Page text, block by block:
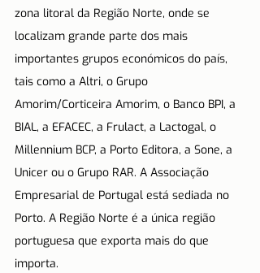
zona litoral da Região Norte, onde se
localizam grande parte dos mais
importantes grupos económicos do país,
tais como a Altri, o Grupo
Amorim/Corticeira Amorim, o Banco BPI, a
BIAL, a EFACEC, a Frulact, a Lactogal, o
Millennium BCP, a Porto Editora, a Sone, a
Unicer ou o Grupo RAR. A Associação
Empresarial de Portugal está sediada no
Porto. A Região Norte é a única região
portuguesa que exporta mais do que
importa.